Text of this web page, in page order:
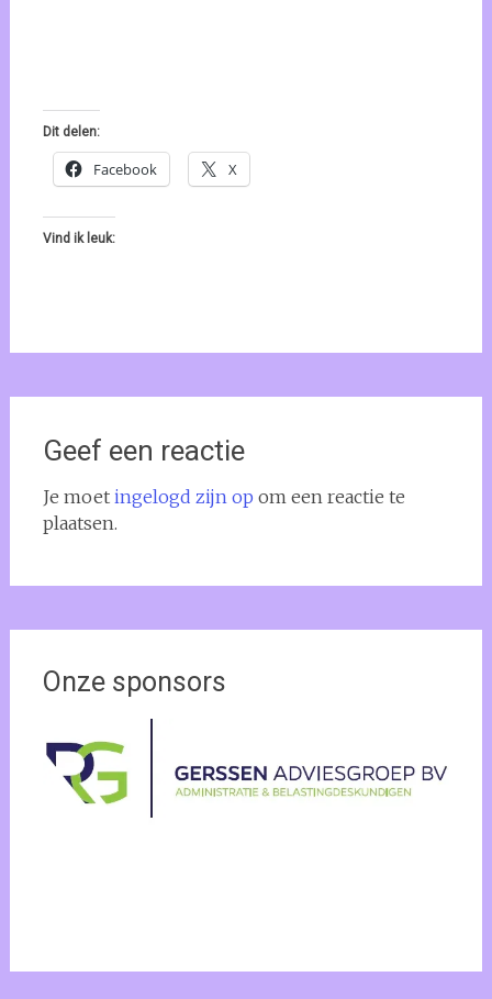
Dit delen:
Facebook X
Vind ik leuk:
Geef een reactie
Je moet ingelogd zijn op om een reactie te
plaatsen.
Onze sponsors